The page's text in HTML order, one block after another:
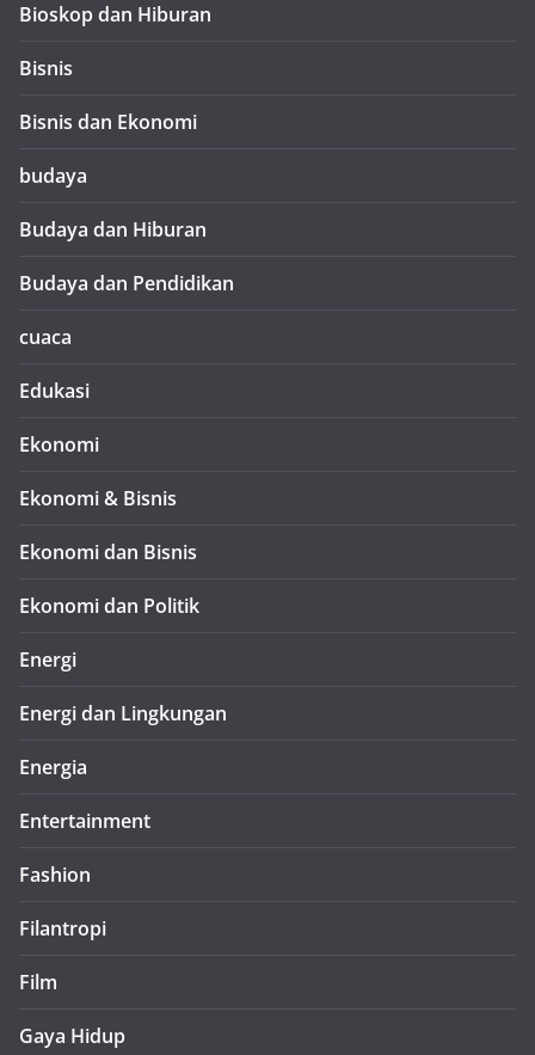
Bioskop dan Hiburan
Bisnis
Bisnis dan Ekonomi
budaya
Budaya dan Hiburan
Budaya dan Pendidikan
cuaca
Edukasi
Ekonomi
Ekonomi & Bisnis
Ekonomi dan Bisnis
Ekonomi dan Politik
Energi
Energi dan Lingkungan
Energia
Entertainment
Fashion
Filantropi
Film
Gaya Hidup